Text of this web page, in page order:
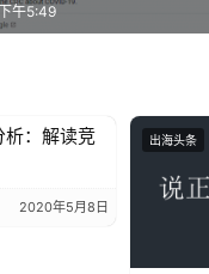
午5:49
析：解读竞
2020年5月8日
出海头条